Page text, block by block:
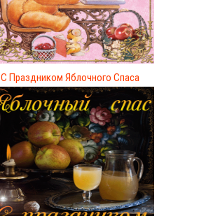
С Праздником Яблочного Спаса